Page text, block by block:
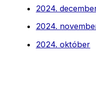
2024.
2024.
2024. október